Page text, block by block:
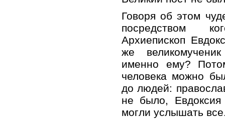
Говоря об этом
посредством
Архиепископ
же
именно ему?
человека можно
до людей:
не было,
могли услышать